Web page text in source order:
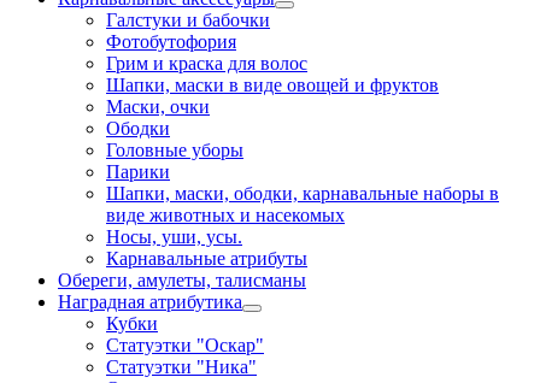
Галстуки и бабочки
Фотобутофория
Грим и краска для волос
Шапки, маски в виде овощей и фруктов
Маски, очки
Ободки
Головные уборы
Парики
Шапки, маски, ободки, карнавальные наборы в
виде животных и насекомых
Носы, уши, усы.
Карнавальные атрибуты
Обереги, амулеты, талисманы
Наградная атрибутика
Кубки
Статуэтки "Оскар"
Статуэтки "Ника"